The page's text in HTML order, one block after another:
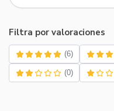
Filtra por valoraciones
(6)
(0)